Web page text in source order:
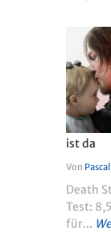
ist da
Von Pascal
Death
Test:
für...